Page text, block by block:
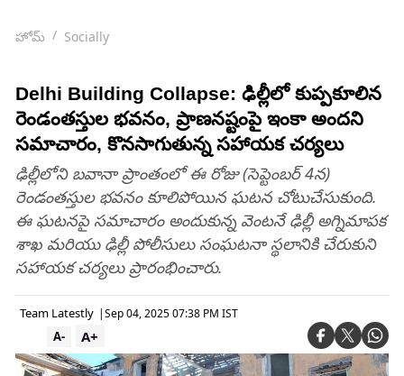
హోమ్ Socially
Delhi Building Collapse: ఢిల్లీలో కుప్పకూలిన
రెండంతస్తుల భవనం, ప్రాణనష్టంపై ఇంకా అందని
సమాచారం, కొనసాగుతున్న సహాయక చర్యలు
ఢిల్లీలోని బవానా ప్రాంతంలో ఈ రోజు (సెప్టెంబర్ 4న)
రెండంతస్తుల భవనం కూలిపోయిన ఘటన చోటుచేసుకుంది.
ఈ ఘటనపై సమాచారం అందుకున్న వెంటనే ఢిల్లీ అగ్నిమాపక
శాఖ మరియు ఢిల్లీ పోలీసులు సంఘటనా స్థలానికి చేరుకుని
సహాయక చర్యలు ప్రారంభించారు.
Team Latestly |Sep 04, 2025 07:38 PM IST
A+
A-